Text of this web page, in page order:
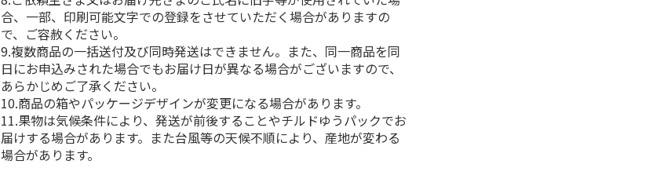
合、一部、印刷可能文字での登録をさせていただく場合がありますの
で、ご容赦ください。
9.複数商品の一括送付及び同時発送はできません。また、同一商品を同
日にお申込みされた場合でもお届け日が異なる場合がございますので、
あらかじめご了承ください。
10.商品の箱やパッケージデザインが変更になる場合があります。
11.果物は気候条件により、発送が前後することやチルドゆうパックでお
届けする場合があります。また台風等の天候不順により、産地が変わる
場合があります。